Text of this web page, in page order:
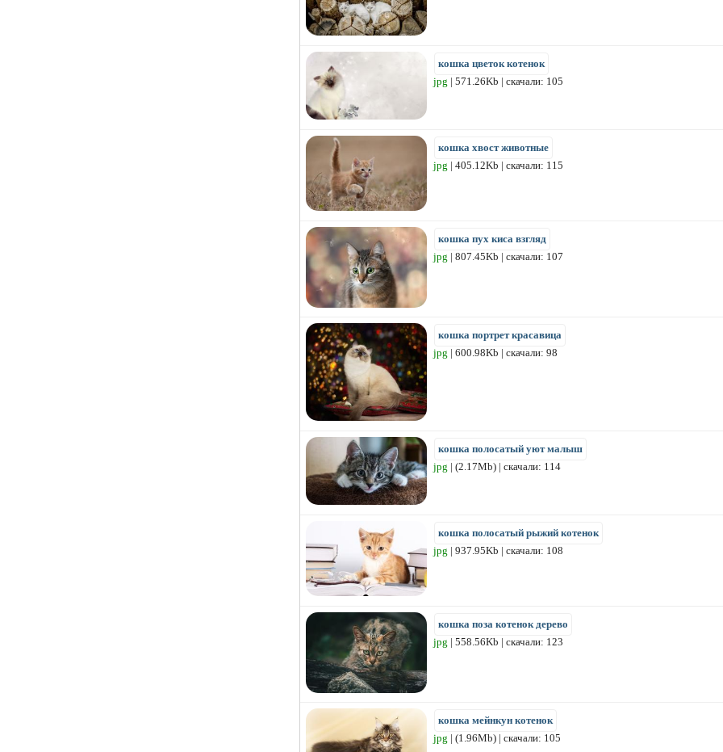
кошка цветок котенок
jpg | 571.26Kb | скачали: 105
кошка хвост животные
jpg | 405.12Kb | скачали: 115
кошка пух киса взгляд
jpg | 807.45Kb | скачали: 107
кошка портрет красавица
jpg | 600.98Kb | скачали: 98
кошка полосатый уют малыш
jpg | (2.17Mb) | скачали: 114
кошка полосатый рыжий котенок
jpg | 937.95Kb | скачали: 108
кошка поза котенок дерево
jpg | 558.56Kb | скачали: 123
кошка мейнкун котенок
jpg | (1.96Mb) | скачали: 105